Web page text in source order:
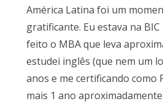
América Latina foi um
gratificante. Eu estava na
feito o MBA que leva
estudei inglês (que nem um
anos e me certificando como
mais 1 ano